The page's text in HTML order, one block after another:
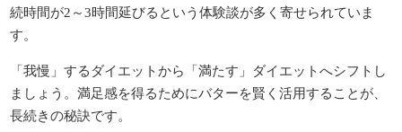
続時間が2～3時間延びるという体験談が多く寄せられていま
す。
「我慢」するダイエットから「満たす」ダイエットへシフトし
ましょう。満足感を得るためにバターを賢く活用することが、
長続きの秘訣です。